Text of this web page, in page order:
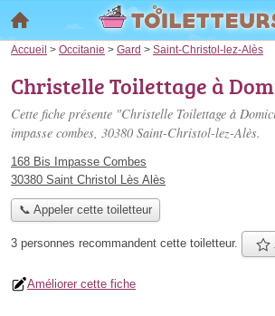
Accueil > Occitanie > Gard > Saint-Christol-lez-Alès
Christelle Toilettage à
Cette fiche présente "Christelle Toilettage à
impasse combes, 30380 Saint-Christol-lez-Alès.
168 Bis Impasse Combes
30380 Saint Christol Lès Alès
📞 Appeler cette toiletteur
3 personnes recommandent cette toiletteur.
Améliorer cette fiche